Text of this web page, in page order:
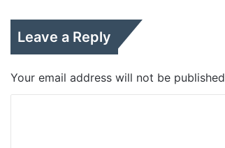
Leave a Reply
Your email address will not be